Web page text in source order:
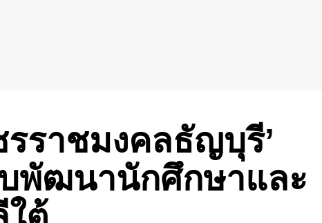
ราชมงคลธัญบุรี’
พัฒนานักศึกษาและ